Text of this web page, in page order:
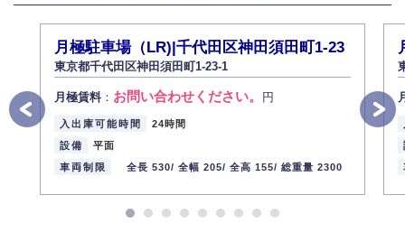
月極駐車場（LR)|千代田区神田須田町1-23
東京都千代田区神田須田町1-23-1
月極賃料： お問い合わせください。 円
入出庫可能時間
24時間
設備
平面
車両制限
全長 530/ 全幅 205/ 全高 155/ 総重量 2300